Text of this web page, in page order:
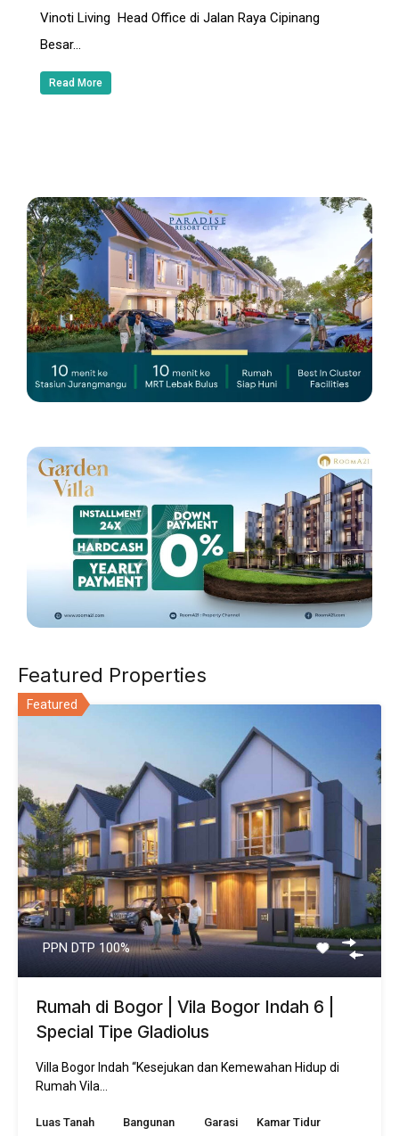
Vinoti Living Head Office di Jalan Raya Cipinang
Besar…
Read More
Featured Properties
Featured
PPN DTP 100%
Rumah di Bogor | Vila Bogor Indah 6 |
Special Tipe Gladiolus
Villa Bogor Indah “Kesejukan dan Kemewahan Hidup di
Rumah Vila…
Luas Tanah Bangunan Garasi Kamar Tidur